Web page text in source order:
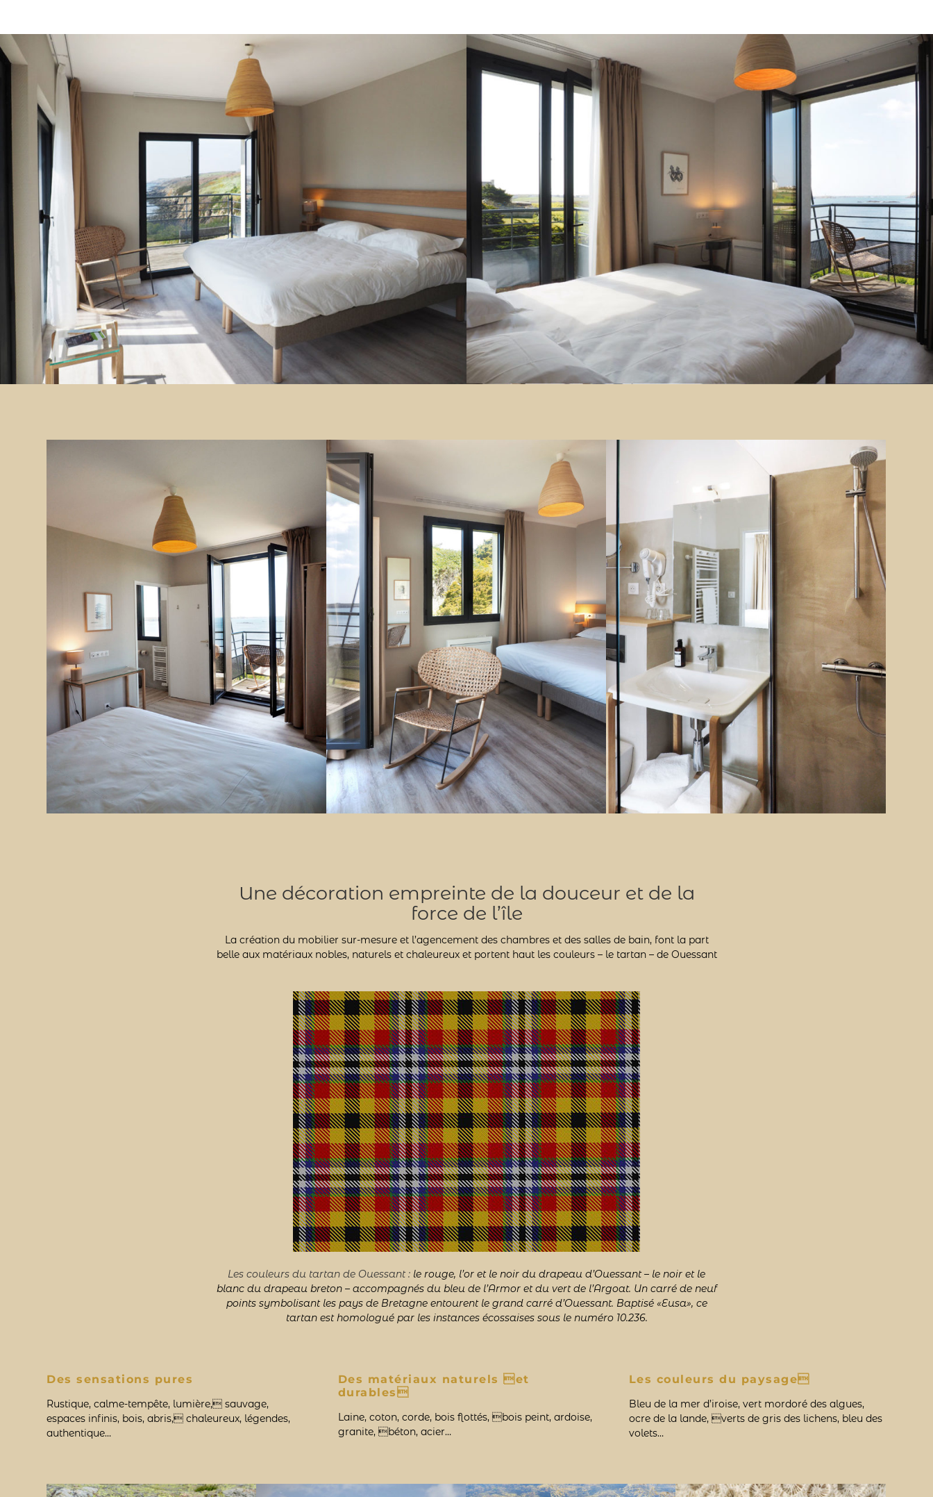
Une décoration empreinte de la douceur et de la
force de l’île
La création du mobilier sur-mesure et l’agencement des chambres et des salles de bain, font la part
belle aux matériaux nobles, naturels et chaleureux et portent haut les couleurs – le tartan – de Ouessant
Les couleurs du tartan de Ouessant : le rouge, l’or et le noir du drapeau d’Ouessant – le noir et le
blanc du drapeau breton – accompagnés du bleu de l’Armor et du vert de l’Argoat. Un carré de neuf
points symbolisant les pays de Bretagne entourent le grand carré d’Ouessant. Baptisé «Eusa», ce
tartan est homologué par les instances écossaises sous le numéro 10.236.
Des sensations pures
Rustique, calme-tempête, lumière, sauvage,
espaces infinis, bois, abris, chaleureux, légendes,
authentique…
Des matériaux naturels et
durables
Laine, coton, corde, bois flottés, bois peint, ardoise,
granite, béton, acier…
Les couleurs du paysage
Bleu de la mer d’iroise, vert mordoré des algues,
ocre de la lande, verts de gris des lichens, bleu des
volets…